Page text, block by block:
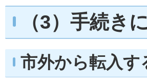
（3）手続き
市外から転入す